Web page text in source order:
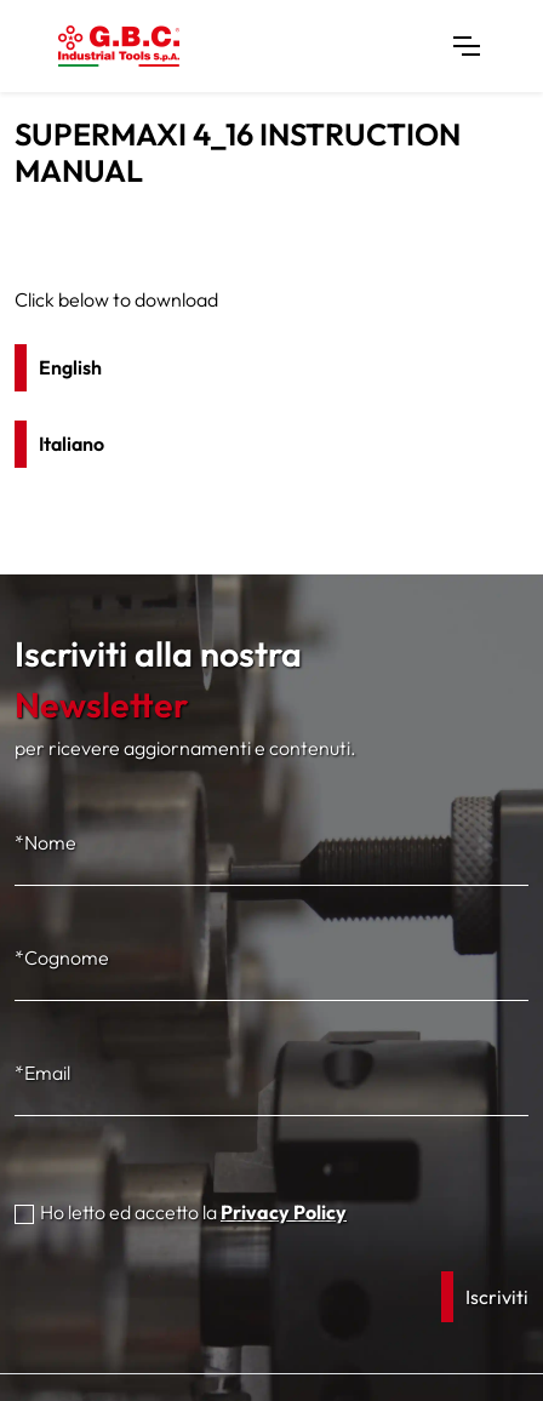
SUPERMAXI 4_16 INSTRUCTION
MANUAL
Click below to download
English
Italiano
Iscriviti alla nostra
Newsletter
per ricevere aggiornamenti e contenuti.
*Nome
*Cognome
*Email
Ho letto ed accetto la Privacy Policy